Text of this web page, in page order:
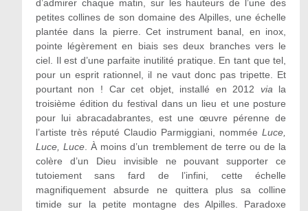
d’admirer chaque matin, sur les hauteurs de l’une des
petites collines de son domaine des Alpilles, une échelle
plantée dans la pierre. Cet instrument banal, en inox,
pointe légèrement en biais ses deux branches vers le
ciel. Il est d’une parfaite inutilité pratique. En tant que tel,
pour un esprit rationnel, il ne vaut donc pas tripette. Et
pourtant non ! Car cet objet, installé en 2012 via la
troisième édition du festival dans un lieu et une posture
pour lui abracadabrantes, est une œuvre pérenne de
l’artiste très réputé Claudio Parmiggiani, nomméeLuce,
Luce, Luce . À moins d’un tremblement de terre ou de la
colère d’un Dieu invisible ne pouvant supporter ce
tutoiement sans fard de l’infini, cette échelle
magnifiquement absurde ne quittera plus sa colline
timide sur la petite montagne des Alpilles. Paradoxe